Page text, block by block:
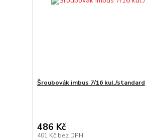
Šroubovák imbus 7/16 kul./standard
486 Kč
401 Kč bez DPH